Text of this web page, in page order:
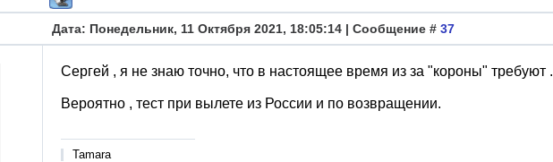
Дата: Понедельник, 11 Октября 2021, 18:05:14 | Сообщение # 37
Сергей , я не знаю точно, что в настоящее время из за "короны" требуют .
Вероятно , тест при вылете из России и по возвращении.
Tamara